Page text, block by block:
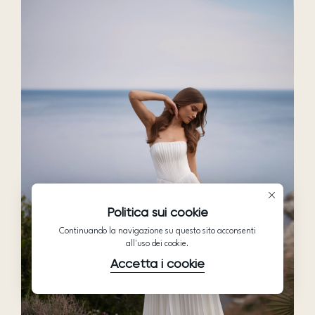
Politica sui cookie
Continuando la navigazione su questo sito acconsenti
all'uso dei cookie.
Accetta i cookie